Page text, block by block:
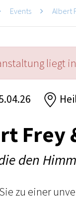
Events Albert
liegt
Frey
den
zu einer